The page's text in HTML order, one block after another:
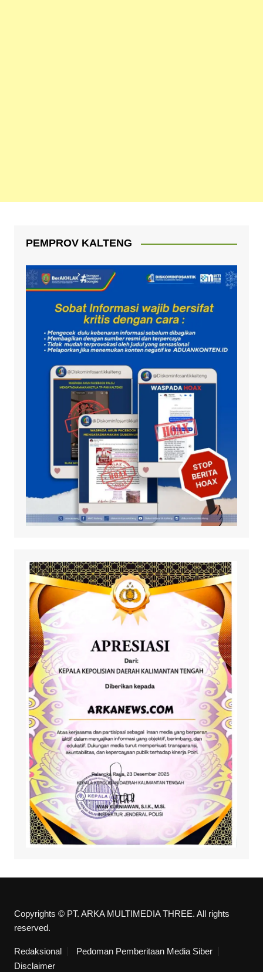
PEMPROV KALTENG
Copyrights © PT. ARKA MULTIMEDIA THREE. All rights
reserved.
Redaksional
Pedoman Pemberitaan Media Siber
Disclaimer